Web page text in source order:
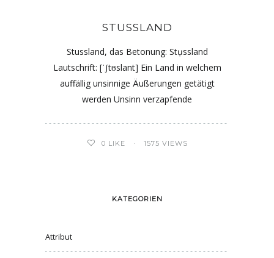
STUSSLAND
Stussland, das Betonung: Stụssland
Lautschrift: [ˈʃtʊslant] Ein Land in welchem
auffällig unsinnige Äußerungen getätigt
werden Unsinn verzapfende
0 LIKE 1575 VIEWS
KATEGORIEN
Attribut